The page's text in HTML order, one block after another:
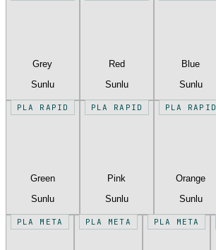
Grey
Sunlu
Red
Sunlu
Blue
Sunlu
PLA RAPID
Green
Sunlu
PLA RAPID
Pink
Sunlu
PLA RAPID
Orange
Sunlu
PLA META PLA META PLA META